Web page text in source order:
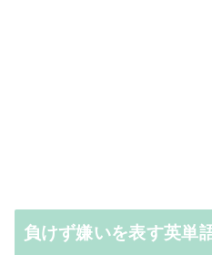
負けず嫌いを表す英